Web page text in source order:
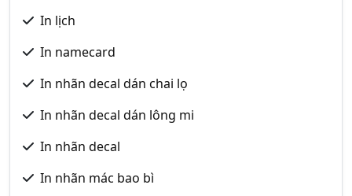
In lịch
In namecard
In nhãn decal dán chai lọ
In nhãn decal dán lông mi
In nhãn decal
In nhãn mác bao bì